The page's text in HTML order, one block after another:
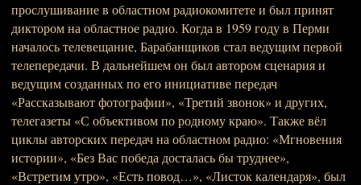
прослушивание в областном радиокомитете и был принят
диктором на областное радио. Когда в 1959 году в Перми
началось телевещание, Барабанщиков стал ведущим первой
телепередачи. В дальнейшем он был автором сценария и
ведущим созданных по его инициативе передач
«Рассказывают фотографии», «Третий звонок» и других,
телегазеты «С объективом по родному краю». Также вёл
циклы авторских передач на областном радио: «Мгновения
истории», «Без Вас победа досталась бы труднее»,
«Встретим утро», «Есть повод…», «Листок календаря», был